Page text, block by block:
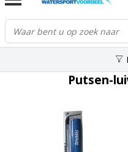
BINNEN 1-3
Putsen-